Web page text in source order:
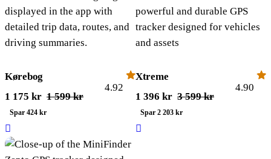
Kørebog
1 599kr
Den
oprindelige
pris
var:
1 175 kr
Den
aktuelle
pris
er:
Spar 424 kr
4.92
Xtreme
3 599kr
Den
oprindelige
pris
1 396 kr
Den
aktuelle
pris
Spar 2 203 kr
4.90